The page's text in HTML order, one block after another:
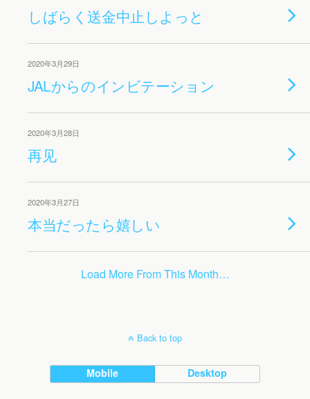
しばらく送金中止しよっと
2020年3月29日
JALからのインビテーション
2020年3月28日
再见
2020年3月27日
本当だったら嬉しい
Load More From This Month…
Back to top
Mobile Desktop